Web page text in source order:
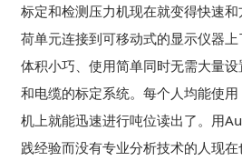
标定和检测压力机现在就变得快速
荷单元连接到可移动式的显示仪器
体积小巧、使用简单同时无需大量
和电缆的标定系统。每个人均能使
机上就能迅速进行吨位读出了。用
践经验而没有专业分析技术的人现在